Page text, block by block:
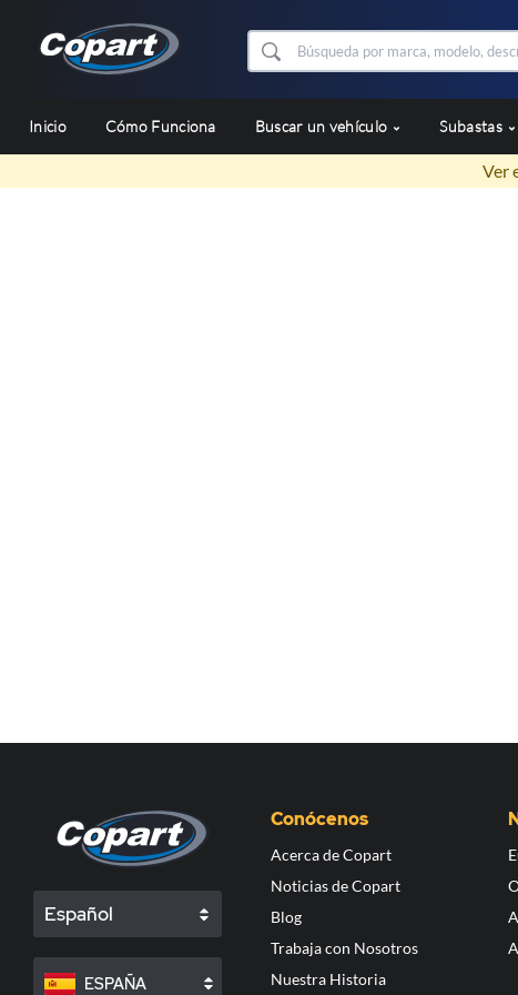
Inicio Cómo Funciona Buscar un vehículo Subastas
Ver
Español
ESPAÑA
Conócenos
Acerca de Copart
Noticias de Copart
Blog
Trabaja con Nosotros
Nuestra Historia